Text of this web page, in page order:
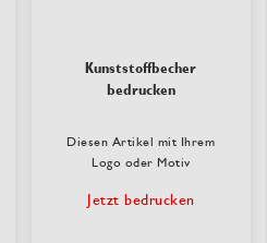
Kunststoffbecher
bedrucken
Diesen Artikel mit Ihrem
Logo oder Motiv
Jetzt bedrucken